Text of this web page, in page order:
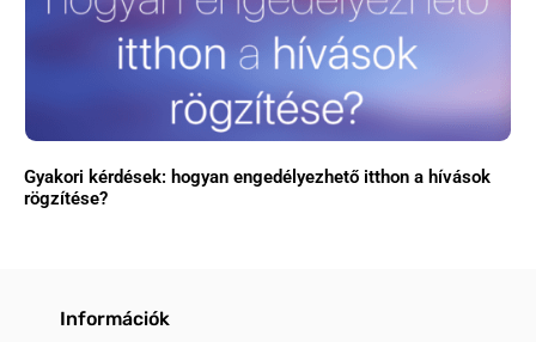
Gyakori kérdések: hogyan engedélyezhető itthon a hívások
rögzítése?
Információk